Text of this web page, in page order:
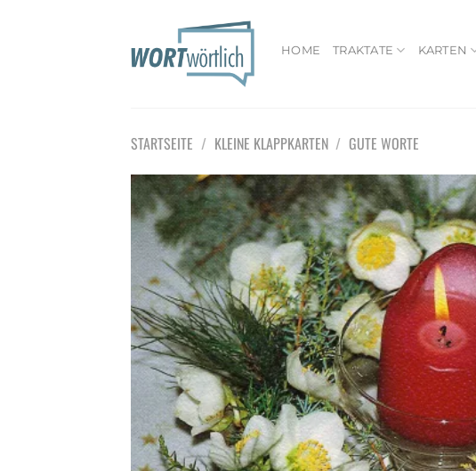
HOME TRAKTATE KARTEN
STARTSEITE / KLEINE KLAPPKARTEN / GUTE WORTE